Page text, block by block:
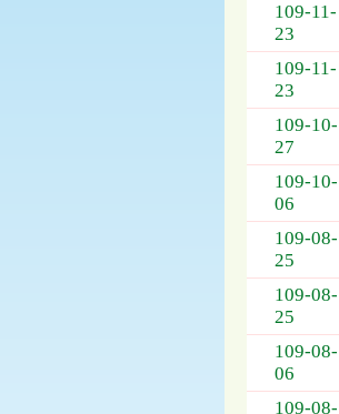
項
109-11-
23
109-11-
23
109-10-
27
109-10-
06
109-08-
25
109-08-
25
109-08-
06
109-08-